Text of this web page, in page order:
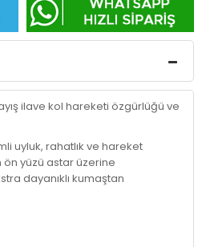
ilave kol hareketi özgürlüğü ve
uyluk, rahatlık ve hareket
yüzü astar üzerine
dayanıklı kumaştan